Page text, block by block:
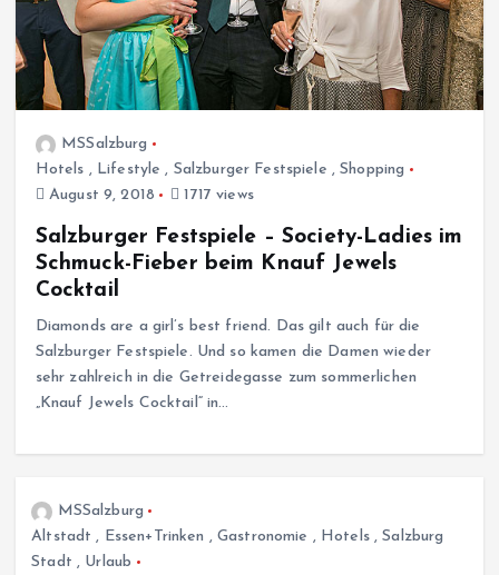
MSSalzburg
Hotels , Lifestyle , Salzburger Festspiele ,Shopping
August 9, 2018
1717 views
Salzburger Festspiele – Society-Ladies im
Schmuck-Fieber beim Knauf Jewels
Cocktail
Diamonds are a girl’s best friend. Das gilt auch für die
Salzburger Festspiele. Und so kamen die Damen wieder
sehr zahlreich in die Getreidegasse zum sommerlichen
„Knauf Jewels Cocktail“ in…
MSSalzburg
Altstadt , Essen+Trinken ,Gastronomie , Hotels,Salzburg
Stadt , Urlaub